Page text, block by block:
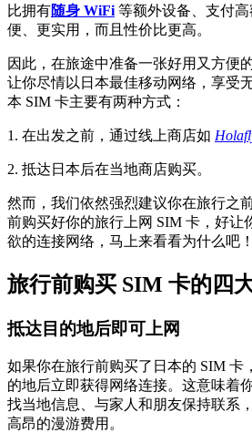
比拥有随身 WiFi 等额外设备、支付
便、更实用，而且性价比更高。
因此，在旅途中准备一张好用又方便
让你尽情以日本最佳移动网络，享受
本 SIM 卡主要有两种方式：
1. 在出发之前，通过线上商店如
2. 抵达日本后在当地商店购买。
然而，我们依然强烈建议你在旅行之
前购买好你的旅行上网 SIM 卡，好让
欲的连接网络，马上来看看为什么吧！
旅行前购买 SIM 卡的四
抵达目的地后即可上网
如果你在旅行前购买了日本的 SIM 卡
的地后立即获得网络连接。这意味着
找当地信息、与家人和朋友保持联系
高昂的漫游费用。